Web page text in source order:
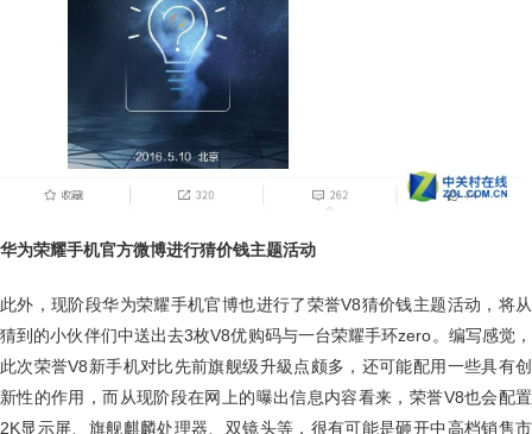
华为荣耀手机官方微博进行猜价钱主题活动
此外，现阶段华为荣耀手机官博也进行了荣誉V8猜价钱主题活动，将从
猜到的小伙伴们中送出去3枚V8优购码与一台荣耀手环zero。编写感觉，
此次荣誉V8新手机对比先前旗舰级升級点颇多，还可能配用一些具有创
新性的作用，而从现阶段在网上的曝出信息内容看来，荣誉V8也会配置
2K显示屏、旗舰麒麟处理器、双镜头等，很有可能是砸开中高档销售市